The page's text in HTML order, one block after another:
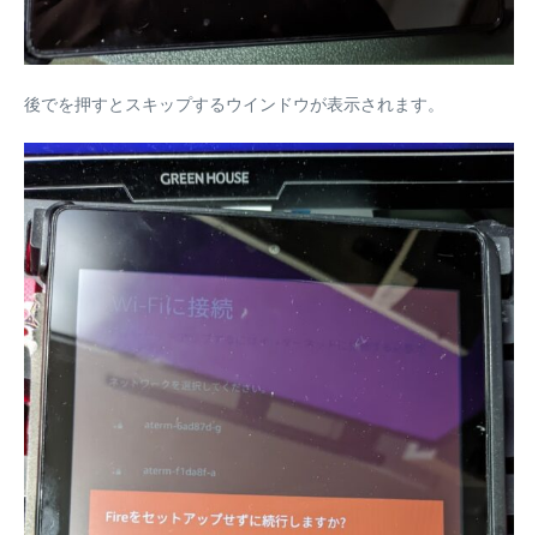
後でを押すとスキップするウインドウが表示されます。